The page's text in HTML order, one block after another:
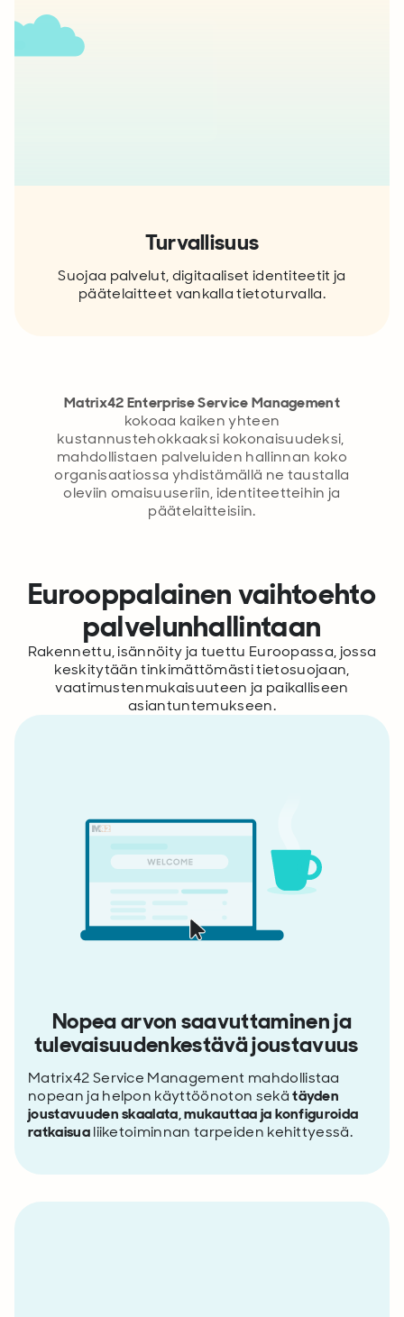
Turvallisuus
Suojaa palvelut, digitaaliset identiteetit ja
päätelaitteet vankalla tietoturvalla.
Matrix42 Enterprise Service Management
kokoaa kaiken yhteen
kustannustehokkaaksi kokonaisuudeksi,
mahdollistaen palveluiden hallinnan koko
organisaatiossa yhdistämällä ne taustalla
oleviin omaisuuseriin, identiteetteihin ja
päätelaitteisiin.
Eurooppalainen vaihtoehto
palvelunhallintaan
Rakennettu, isännöity ja tuettu Euroopassa, jossa
keskitytään tinkimättömästi tietosuojaan,
vaatimustenmukaisuuteen ja paikalliseen
asiantuntemukseen.
Nopea arvon saavuttaminen ja
tulevaisuudenkestävä joustavuus
Matrix42 Service Management mahdollistaa
nopean ja helpon käyttöönoton sekätäyden
joustavuuden skaalata, mukauttaa ja konfiguroida
ratkaisualiiketoiminnan tarpeiden kehittyessä.